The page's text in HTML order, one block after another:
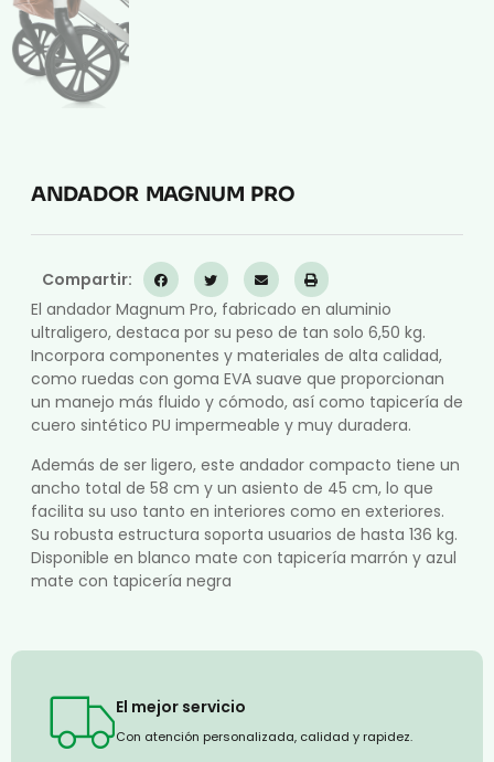
ANDADOR MAGNUM PRO
Compartir:
El andador Magnum Pro, fabricado en aluminio
ultraligero, destaca por su peso de tan solo 6,50 kg.
Incorpora componentes y materiales de alta calidad,
como ruedas con goma EVA suave que proporcionan
un manejo más fluido y cómodo, así como tapicería de
cuero sintético PU impermeable y muy duradera.
Además de ser ligero, este andador compacto tiene un
ancho total de 58 cm y un asiento de 45 cm, lo que
facilita su uso tanto en interiores como en exteriores.
Su robusta estructura soporta usuarios de hasta 136 kg.
Disponible en blanco mate con tapicería marrón y azul
mate con tapicería negra
El mejor servicio
Con atención personalizada, calidad y rapidez.